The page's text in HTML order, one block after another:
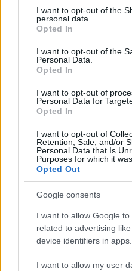
not limited to your visit or
grant or deny consent to
use your data for below
consent section.
I want to opt-out of the
personal data.
Opted In
I want to opt-out of the
Personal Data.
Opted In
I want to opt-out of
Personal Data for
Opted In
I want to opt-out of
Retention, Sale, and/or
Personal Data that Is
Purposes for which it
Opted Out
Google consents
I want to allow Google
related to advertising
device identifiers in apps.
I want to allow my user
Népszerű
Energiatakarékosság a
korlátozások miatt